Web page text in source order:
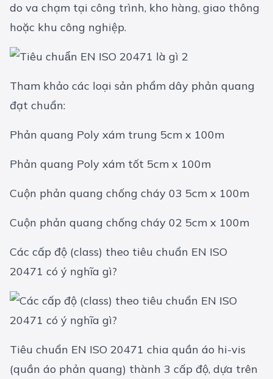
do va chạm tại công trình, kho hàng, giao thông
hoặc khu công nghiệp.
Tham khảo các loại sản phẩm dây phản quang
đạt chuẩn:
Phản quang Poly xám trung 5cm x 100m
Phản quang Poly xám tốt 5cm x 100m
Cuộn phản quang chống cháy 03 5cm x 100m
Cuộn phản quang chống cháy 02 5cm x 100m
Các cấp độ (class) theo tiêu chuẩn EN ISO
20471 có ý nghĩa gì?
Tiêu chuẩn EN ISO 20471 chia quần áo hi-vis
(quần áo phản quang) thành 3 cấp độ, dựa trên